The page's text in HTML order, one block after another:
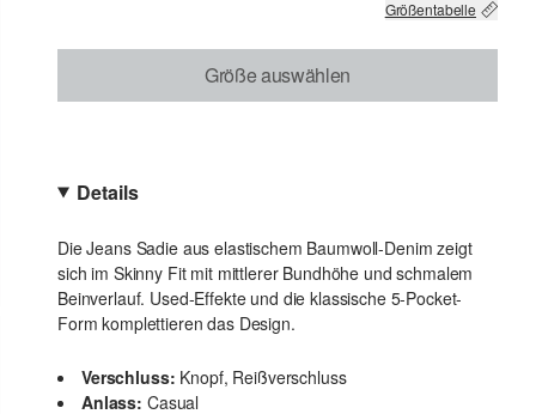
Größentabelle
Größe auswählen
Details
Die Jeans Sadie aus elastischem Baumwoll-Denim zeigt
sich im Skinny Fit mit mittlerer Bundhöhe und schmalem
Beinverlauf. Used-Effekte und die klassische 5-Pocket-
Form komplettieren das Design.
Verschluss: Knopf, Reißverschluss
Anlass: Casual